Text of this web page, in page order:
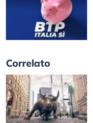
Correlato